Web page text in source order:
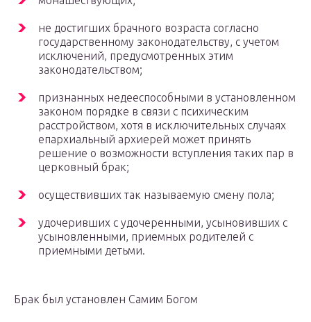
не достигших брачного возраста согласно
государственному законодательству, с учетом
исключений, предусмотренных этим
законодательством;
признанных недееспособными в установленном
законом порядке в связи с психическим
расстройством, хотя в исключительных случаях
епархиальный архиерей может принять
решение о возможности вступления таких пар в
церковный брак;
осуществивших так называемую смену пола;
удочеривших с удочеренными, усыновивших с
усыновленными, приемных родителей с
приемными детьми.
Брак был установлен Самим Богом